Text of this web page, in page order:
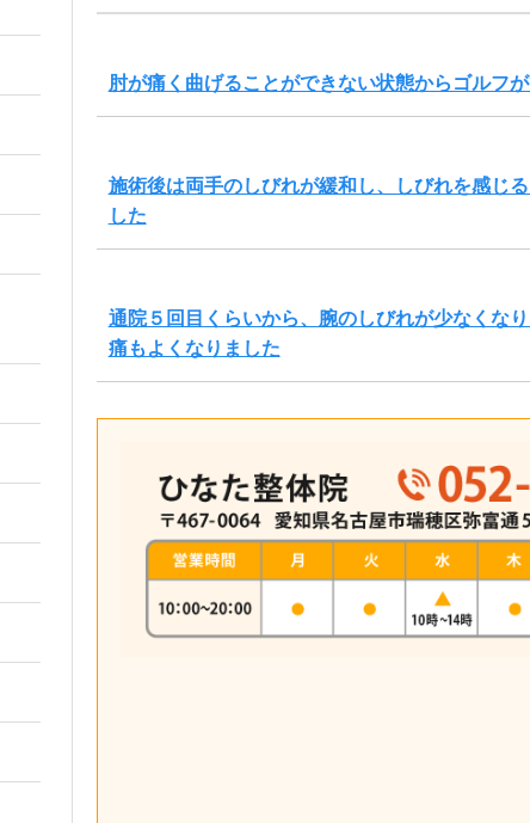
肘が痛く曲げることができない状態からゴルフ
施術後は両手のしびれが緩和し、しびれを感じ
した
通院５回目くらいから、腕のしびれが少なくな
痛もよくなりました